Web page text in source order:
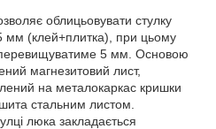
облицьовувати стулку
(клей+плитка), при цьому
перевищуватиме 5 мм. Основою
магнезитовий лист,
на металокаркас кришки
стальним листом.
люка закладається